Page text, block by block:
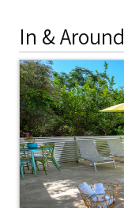
In & Around